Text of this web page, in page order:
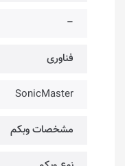
–
فناوری‌
SonicMaster
مشخصات وبکم